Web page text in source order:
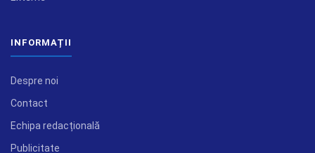
INFORMAȚII
Despre noi
Contact
Echipa redacțională
Publicitate